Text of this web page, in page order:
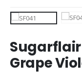
Grape